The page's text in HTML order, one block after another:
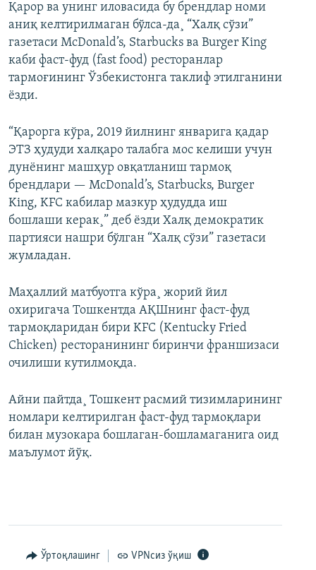
Қарор ва унинг иловасида бу брендлар номи
аниқ келтирилмаган бўлса-да¸ “Халқ сўзи”
газетаси McDonald’s, Starbucks ва Burger King
каби фаст-фуд (fast food) ресторанлар
тармоғининг Ўзбекистонга таклиф этилганини
ëзди.
“Қарорга кўра, 2019 йилнинг январига қадар
ЭТЗ ҳудуди халқаро талабга мос келиши учун
дунёнинг машҳур овқатланиш тармоқ
брендлари — McDonald’s, Starbucks, Burger
King, KFC кабилар мазкур ҳудудда иш
бошлаши керак¸” деб ëзди Халқ демократик
партияси нашри бўлган “Халқ сўзи” газетаси
жумладан.
Маҳаллий матбуотга кўра¸ жорий йил
охиригача Тошкентда АҚШнинг фаст-фуд
тармоқларидан бири KFC (Kentucky Fried
Chicken) ресторанининг биринчи франшизаси
очилиши кутилмоқда.
Айни пайтда¸ Тошкент расмий тизимларининг
номлари келтирилган фаст-фуд тармоқлари
билан музокара бошлаган-бошламаганига оид
маълумот йўқ.
Ўртоқлашинг VPNсиз ўқиш